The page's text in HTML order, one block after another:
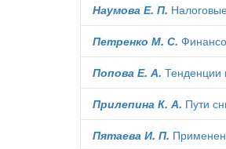
Наумова Е. П.
Петренко М. С.
Попова Е. А. Тенденции
Прилепина К. А. Пути
Пятаева И. П.